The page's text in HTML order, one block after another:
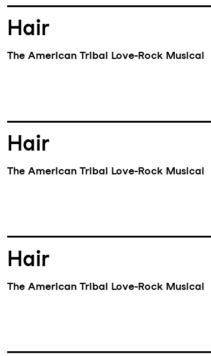
Hair
The American Tribal Love-Rock Musical
Hair
The American Tribal Love-Rock Musical
Hair
The American Tribal Love-Rock Musical